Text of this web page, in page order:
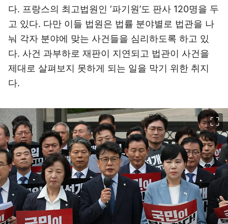
다. 프랑스의 최고법원인 ‘파기원’도 판사 120명을 두
고 있다. 다만 이들 법원은 법률 분야별로 법관을 나
눠 각자 분야에 맞는 사건들을 심리하도록 하고 있
다. 사건 과부하로 재판이 지연되고 법관이 사건을
제대로 살펴보지 못하게 되는 일을 막기 위한 취지
다.